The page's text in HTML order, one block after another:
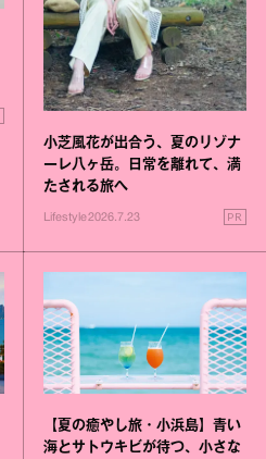
小芝風花が出合う、夏のリゾナ
ーレ八ヶ岳。日常を離れて、満
たされる旅へ
Lifestyle2026.7.23 PR
【夏の癒やし旅・小浜島】青い
海とサトウキビが待つ、小さな